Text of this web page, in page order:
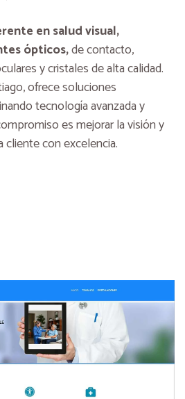
en salud visual,
ópticos,de contacto,
y cristales de alta calidad.
ofrece soluciones
tecnología avanzada y
es mejorar la visión y
cliente con excelencia.